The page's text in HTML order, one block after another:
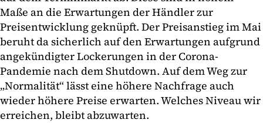
Maße an die Erwartungen der Händler zur
Preisentwicklung geknüpft. Der Preisanstieg im Mai
beruht da sicherlich auf den Erwartungen aufgrund
angekündigter Lockerungen in der Corona-
Pandemie nach dem Shutdown. Auf dem Weg zur
„Normalität“ lässt eine höhere Nachfrage auch
wieder höhere Preise erwarten. Welches Niveau wir
erreichen, bleibt abzuwarten.